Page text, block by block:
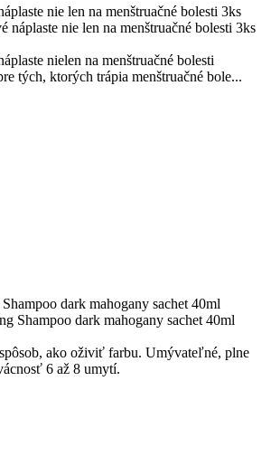
nie len na menštruačné bolesti 3ks
nielen na menštruačné bolesti
tých, ktorých trápia menštruačné bole...
dark mahogany sachet 40ml
ako oživiť farbu. Umývateľné, plne
6 až 8 umytí.